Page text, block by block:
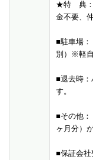
★特 典：
金不要、
■駐車場
別）※軽
■退去時：
す。
■その他：
ヶ月分）
■保証会社